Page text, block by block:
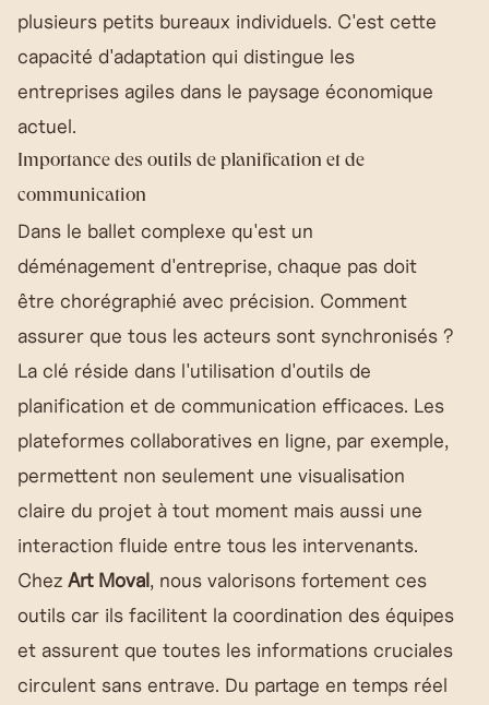
plusieurs petits bureaux individuels. C'est cette
capacité d'adaptation qui distingue les
entreprises agiles dans le paysage économique
actuel.
Importance des outils de planification et de
communication
Dans le ballet complexe qu'est un
déménagement d'entreprise, chaque pas doit
être chorégraphié avec précision. Comment
assurer que tous les acteurs sont synchronisés ?
La clé réside dans l'utilisation d'outils de
planification et de communication efficaces. Les
plateformes collaboratives en ligne, par exemple,
permettent non seulement une visualisation
claire du projet à tout moment mais aussi une
interaction fluide entre tous les intervenants.
Chez Art Moval, nous valorisons fortement ces
outils car ils facilitent la coordination des équipes
et assurent que toutes les informations cruciales
circulent sans entrave. Du partage en temps réel